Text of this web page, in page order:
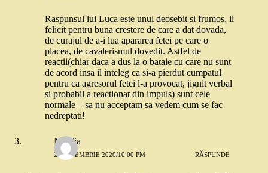
Raspunsul lui Luca este unul deosebit si frumos, il
felicit pentru buna crestere de care a dat dovada,
de curajul de a-i lua apararea fetei pe care o
placea, de cavalerismul dovedit. Astfel de
reactii(chiar daca a dus la o bataie cu care nu sunt
de acord insa il inteleg ca si-a pierdut cumpatul
pentru ca agresorul fetei l-a provocat, jignit verbal
si probabil a reactionat din impuls) sunt cele
normale – sa nu acceptam sa vedem cum se fac
nedreptati!
Natalia
2 SEPTEMBRIE 2020/10:00 PM RĂSPUNDE